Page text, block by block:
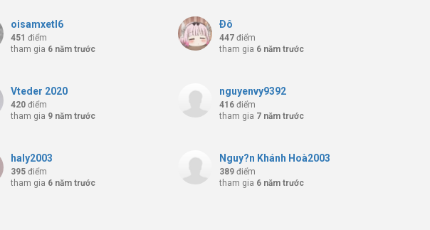
oisamxetl6
451 điểm
tham gia 6 năm trước
Ðô
447điểm
tham gia 6 năm trước
Vteder 2020
420 điểm
tham gia 9 năm trước
nguyenvy9392
416điểm
tham gia 7 năm trước
haly2003
395 điểm
tham gia 6 năm trước
Nguy?n Khánh Hoà2003
389điểm
tham gia 6 năm trước